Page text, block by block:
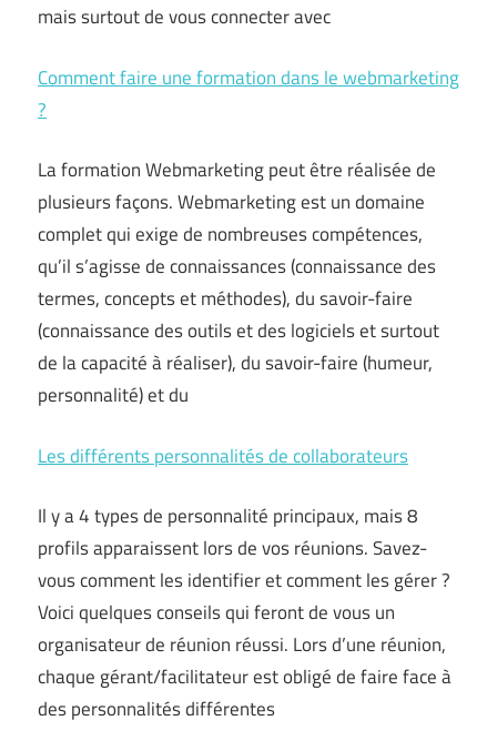
mais surtout de vous connecter avec
Comment faire une formation dans le webmarketing
?
La formation Webmarketing peut être réalisée de
plusieurs façons. Webmarketing est un domaine
complet qui exige de nombreuses compétences,
qu’il s’agisse de connaissances (connaissance des
termes, concepts et méthodes), du savoir-faire
(connaissance des outils et des logiciels et surtout
de la capacité à réaliser), du savoir-faire (humeur,
personnalité) et du
Les différents personnalités de collaborateurs
Il y a 4 types de personnalité principaux, mais 8
profils apparaissent lors de vos réunions. Savez-
vous comment les identifier et comment les gérer ?
Voici quelques conseils qui feront de vous un
organisateur de réunion réussi. Lors d’une réunion,
chaque gérant/facilitateur est obligé de faire face à
des personnalités différentes